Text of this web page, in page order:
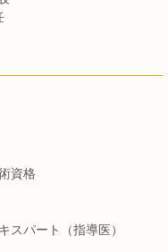
資格
スパート（指導医）